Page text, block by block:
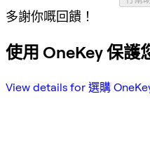
多謝你嘅回饋！
使用 OneKey 保護
View details for 選購